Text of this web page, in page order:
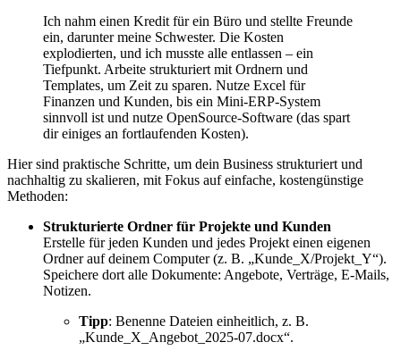
Ich nahm einen Kredit für ein Büro und stellte Freunde
ein, darunter meine Schwester. Die Kosten
explodierten, und ich musste alle entlassen – ein
Tiefpunkt. Arbeite strukturiert mit Ordnern und
Templates, um Zeit zu sparen. Nutze Excel für
Finanzen und Kunden, bis ein Mini-ERP-System
sinnvoll ist und nutze OpenSource-Software (das spart
dir einiges an fortlaufenden Kosten).
Hier sind praktische Schritte, um dein Business strukturiert und
nachhaltig zu skalieren, mit Fokus auf einfache, kostengünstige
Methoden:
Strukturierte Ordner für Projekte und Kunden
Erstelle für jeden Kunden und jedes Projekt einen eigenen
Ordner auf deinem Computer (z. B. „Kunde_X/Projekt_Y“).
Speichere dort alle Dokumente: Angebote, Verträge, E-Mails,
Notizen.
Tipp: Benenne Dateien einheitlich, z. B.
„Kunde_X_Angebot_2025-07.docx“.